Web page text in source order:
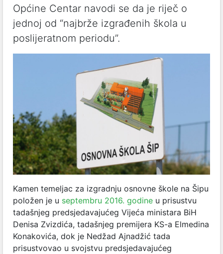
Općine Centar navodi se da je riječ o
jednoj od “najbrže izgrađenih škola u
poslijeratnom periodu”.
Kamen temeljac za izgradnju osnovne škole na Šipu
položen je u septembru 2016. godine u prisustvu
tadašnjeg predsjedavajućeg Vijeća ministara BiH
Denisa Zvizdića, tadašnjeg premijera KS-a Elmedina
Konakovića, dok je Nedžad Ajnadžić tada
prisustvovao u svojstvu predsjedavajućeg